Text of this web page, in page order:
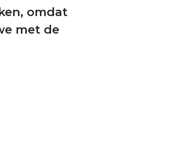
omdat
met de